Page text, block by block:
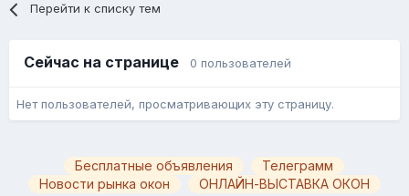
Перейти к списку тем
Сейчас на странице 0 пользователей
Нет пользователей, просматривающих эту страницу.
Бесплатные объявления
Телеграмм
Новости рынка окон
ОНЛАЙН-ВЫСТАВКА ОКОН